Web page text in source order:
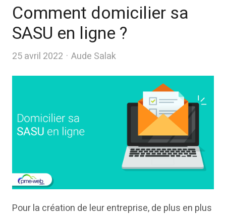
Comment domicilier sa
SASU en ligne ?
25 avril 2022 Author
Aude Salak
Pour la création de leur entreprise, de plus en plus